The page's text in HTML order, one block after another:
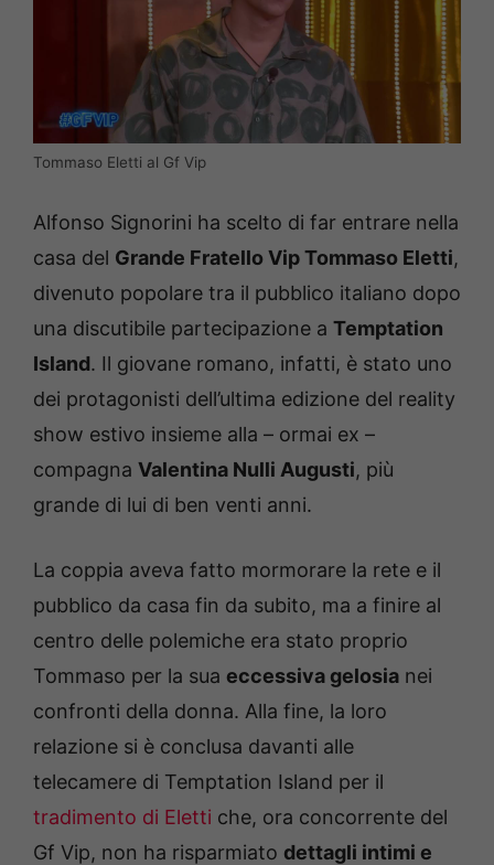
Tommaso Eletti al Gf Vip
Alfonso Signorini ha scelto di far entrare nella
casa del Grande Fratello Vip Tommaso Eletti,
divenuto popolare tra il pubblico italiano dopo
una discutibile partecipazione a Temptation
Island. Il giovane romano, infatti, è stato uno
dei protagonisti dell’ultima edizione del reality
show estivo insieme alla – ormai ex –
compagna Valentina Nulli Augusti, più
grande di lui di ben venti anni.
La coppia aveva fatto mormorare la rete e il
pubblico da casa fin da subito, ma a finire al
centro delle polemiche era stato proprio
Tommaso per la sua eccessiva gelosia nei
confronti della donna. Alla fine, la loro
relazione si è conclusa davanti alle
telecamere di Temptation Island per il
tradimento di Eletti che, ora concorrente del
Gf Vip, non ha risparmiato dettagli intimi e